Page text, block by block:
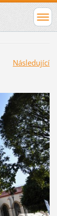
Následující